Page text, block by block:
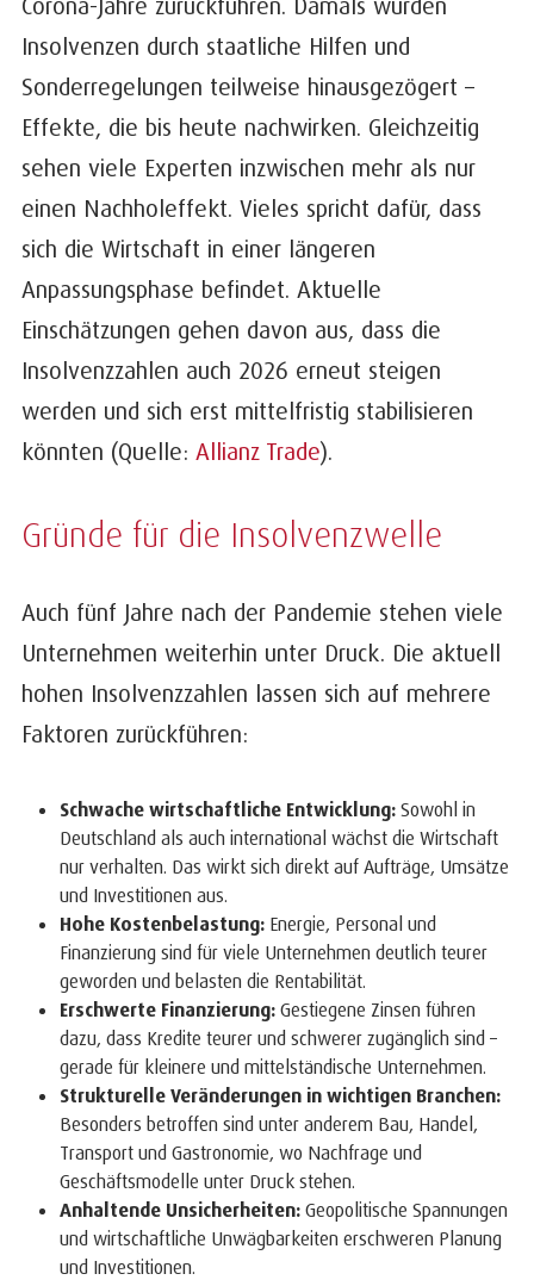
Insolvenzen durch staatliche Hilfen und
Sonderregelungen teilweise hinausgezögert –
Effekte, die bis heute nachwirken. Gleichzeitig
sehen viele Experten inzwischen mehr als nur
einen Nachholeffekt. Vieles spricht dafür, dass
sich die Wirtschaft in einer längeren
Anpassungsphase befindet. Aktuelle
Einschätzungen gehen davon aus, dass die
Insolvenzzahlen auch 2026 erneut steigen
werden und sich erst mittelfristig stabilisieren
könnten (Quelle: Allianz Trade).
Gründe für die Insolvenzwelle
Auch fünf Jahre nach der Pandemie stehen viele
Unternehmen weiterhin unter Druck. Die aktuell
hohen Insolvenzzahlen lassen sich auf mehrere
Faktoren zurückführen:
Schwache wirtschaftliche Entwicklung: Sowohl in
Deutschland als auch international wächst die Wirtschaft
nur verhalten. Das wirkt sich direkt auf Aufträge, Umsätze
und Investitionen aus.
Hohe Kostenbelastung: Energie, Personal und
Finanzierung sind für viele Unternehmen deutlich teurer
geworden und belasten die Rentabilität.
Erschwerte Finanzierung: Gestiegene Zinsen führen
dazu, dass Kredite teurer und schwerer zugänglich sind –
gerade für kleinere und mittelständische Unternehmen.
Strukturelle Veränderungen in wichtigen Branchen:
Besonders betroffen sind unter anderem Bau, Handel,
Transport und Gastronomie, wo Nachfrage und
Geschäftsmodelle unter Druck stehen.
Anhaltende Unsicherheiten: Geopolitische Spannungen
und wirtschaftliche Unwägbarkeiten erschweren Planung
und Investitionen.